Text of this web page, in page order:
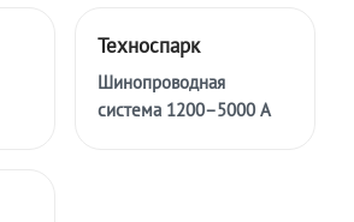
Техноспарк
Шинопроводная
система 1200–5000 А